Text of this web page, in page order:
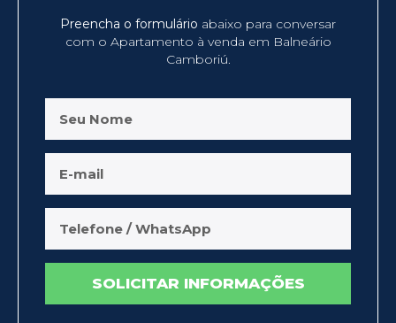
Preencha o formulário abaixo para conversar
com o Apartamento à venda em Balneário
Camboriú.
SOLICITAR INFORMAÇÕES